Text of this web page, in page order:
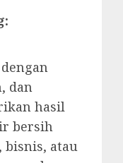
dan
hasil
bersih
atau